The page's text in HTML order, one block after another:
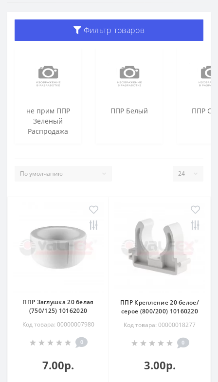
Фильтр товаров
не прим ППР
Зеленый
Распродажа
ППР Белый ППР
ППР Заглушка 20 белая
(750/125) 10162020
Код товара: 00000007980
0
7.00р.
ППР Крепление 20 белое/
серое (800/200) 10160220
Код товара: 00000018277
0
3.00р.